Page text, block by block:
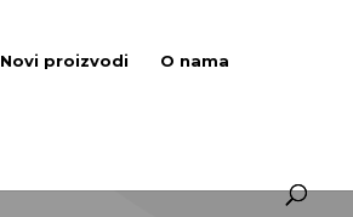
Novi proizvodi O nama